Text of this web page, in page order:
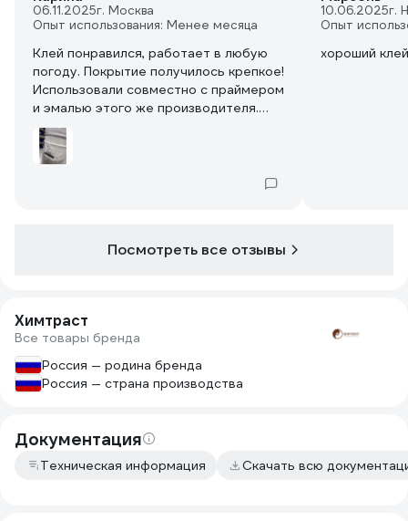
06.11.2025г. Москва
Опыт использования: Менее месяца
Клей понравился, работает в любую
погоду. Покрытие получилось крепкое!
Использовали совместно с праймером
и эмалью этого же производителя.
Качество отличное, рекомендую.
10.06.2025г.
Опыт
хороший клей
Посмотреть все отзывы
Химтраст
Все товары бренда
Россия — родина бренда
Россия — страна производства
Документация
Техническая информация Скачать всю